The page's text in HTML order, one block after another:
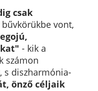
csak
bűvkörükbe vont,
- kik a
számon
s diszharmónia-
önző céljaik